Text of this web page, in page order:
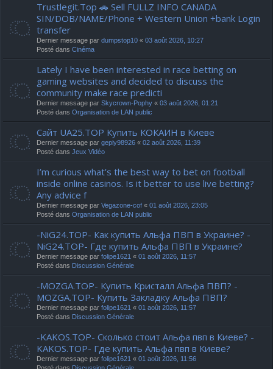
Trustlegit.Top 🚗 Sell FULLZ INFO CANADA
SIN/DOB/NAME/Phone + Western Union +bank Login
transfer
Dernier message par dumpstop10 « 03 août 2026, 10:27
Posté dans Cinéma
Lately I have been interested in race betting on
gaming websites and decided to discuss the
community make race predicti
Dernier message par Skycrown-Pophy « 03 août 2026, 01:21
Posté dans Organisation de LAN public
Сайт UA25.TOP Купить КОКАИН в Киеве
Dernier message par gepiy98926 « 02 août 2026, 11:39
Posté dans Jeux Vidéo
I’m curious what’s the best way to bet on football
inside online casinos. Is it better to use live betting?
Any advice f
Dernier message par Vegazone-cof « 01 août 2026, 23:05
Posté dans Organisation de LAN public
-NiG24.TOP- Как купить Альфа ПВП в Украине? -
NiG24.TOP- Где купить Альфа ПВП в Украине?
Dernier message par folipe1621 « 01 août 2026, 11:57
Posté dans Discussion Générale
-MOZGA.TOP- Купить Кристалл Альфа ПВП? -
MOZGA.TOP- Купить Закладку Альфа ПВП?
Dernier message par folipe1621 « 01 août 2026, 11:57
Posté dans Discussion Générale
-KAKOS.TOP- Сколько стоит Альфа пвп в Киеве? -
KAKOS.TOP- Где купить Альфа пвп в Киеве?
Dernier message par folipe1621 « 01 août 2026, 11:56